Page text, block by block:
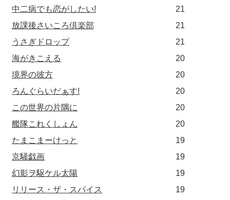
中二病でも恋がしたい!
21
放課後さいころ倶楽部
21
うさぎドロップ
21
海がきこえる
20
境界の彼方
20
ろんぐらいだぁす!
20
この世界の片隅に
20
艦隊これくしょん
20
たまこまーけっと
19
京騒戯画
19
幻影ヲ駆ケル太陽
19
リリース・ザ・スパイス
19